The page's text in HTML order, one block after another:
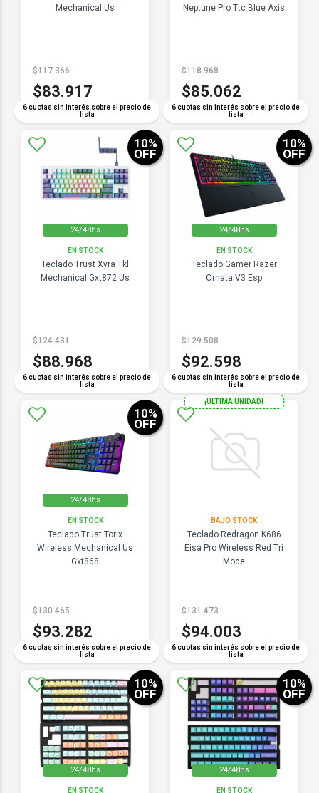
Mechanical Us
6 cuotas sin interés sobre el precio de
lista
$117.366
$83.917
Neptune Pro Ttc Blue Axis
6 cuotas sin interés sobre el precio de
lista
$118.968
$85.062
24/48hs
EN STOCK
Teclado Trust Xyra Tkl
Mechanical Gxt872 Us
6 cuotas sin interés sobre el precio de
lista
10%
OFF
$124.431
$88.968
24/48hs
EN STOCK
Teclado Gamer Razer
Ornata V3 Esp
6 cuotas sin interés sobre el precio de
lista
10%
OFF
$129.508
$92.598
24/48hs
EN STOCK
Teclado Trust Torix
Wireless Mechanical Us
Gxt868
6 cuotas sin interés sobre el precio de
lista
10%
OFF
$130.465
$93.282
¡ULTIMA UNIDAD!
BAJO STOCK
Teclado Redragon K686
Eisa Pro Wireless Red Tri
Mode
6 cuotas sin interés sobre el precio de
lista
$131.473
$94.003
24/48hs
EN STOCK
10%
OFF
24/48hs
EN STOCK
10%
OFF